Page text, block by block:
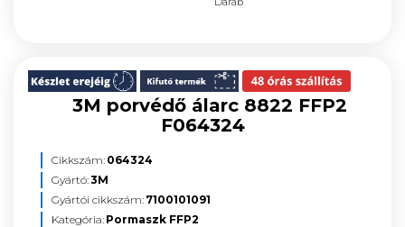
3M porvédő álarc 8822 FFP2
F064324
Cikkszám: 064324
Gyártó:3M
Gyártói cikkszám: 7100101091
Kategória: Pormaszk FFP2